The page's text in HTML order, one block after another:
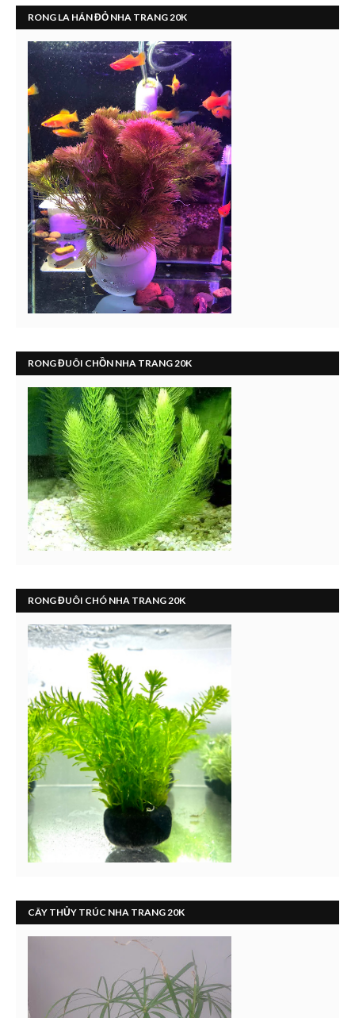
RONG LA HÁN ĐỎ NHA TRANG 20K
RONG ĐUÔI CHỒN NHA TRANG 20K
RONG ĐUÔI CHÓ NHA TRANG 20K
CÂY THỦY TRÚC NHA TRANG 20K